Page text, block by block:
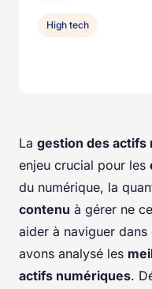
La gestion des actifs
enjeu crucial pour les
du numérique, la
contenu à gérer ne
aider à naviguer
avons analysé les
actifs numériques.
High tech